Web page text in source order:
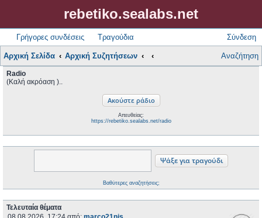
rebetiko.sealabs.net
Γρήγορες συνδέσεις Τραγούδια Σύνδεση
Αρχική Σελίδα Αρχική Συζητήσεων Αναζήτηση
Radio
(Καλή ακρόαση )..
Απευθείας:
https://rebetiko.sealabs.net/radio
Βαθύτερες αναζητήσεις;
Τελευταία θέματα